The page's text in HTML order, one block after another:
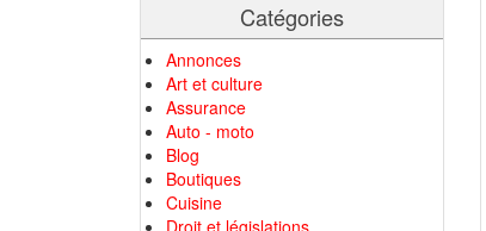
Catégories
Annonces
Art et culture
Assurance
Auto - moto
Blog
Boutiques
Cuisine
Droit et législations